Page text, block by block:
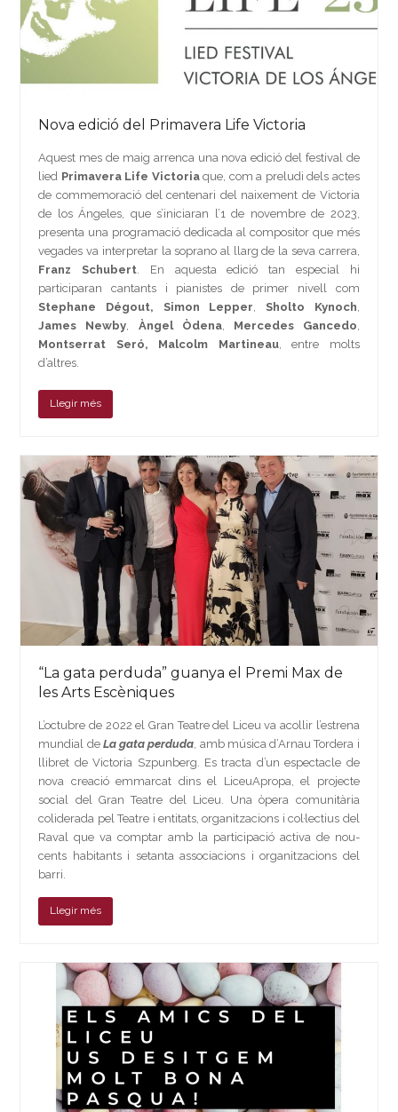
Nova edició del Primavera Life Victoria
Aquest mes de maig arrenca una nova edició del festival de
lied Primavera Life Victoriaque, com a preludi dels actes
de commemoració del centenari del naixement de Victoria
de los Ángeles, que s’iniciaran l’1 de novembre de 2023,
presenta una programació dedicada al compositor que més
vegades va interpretar la soprano al llarg de la seva carrera,
Franz Schubert . En aquesta edició tan especial hi
participaran cantants i pianistes de primer nivell com
Stephane Dégout, Simon Lepper
Sholto Kynoch
James Newby
Àngel Òdena, Mercedes Gancedo
Montserrat Seró, Malcolm Martineau, entre molts
d’altres.
Llegir més
“La gata perduda” guanya el Premi Max de
les Arts Escèniques
L’octubre de 2022 el Gran Teatre del Liceu va acollir l’estrena
mundial de La gata perduda , amb música d’Arnau Tordera i
llibret de Victoria Szpunberg. Es tracta d’un espectacle de
nova creació emmarcat dins el LiceuApropa, el projecte
social del Gran Teatre del Liceu. Una òpera comunitària
coliderada pel Teatre i entitats, organitzacions i col·lectius del
Raval que va comptar amb la participació activa de nou-
cents habitants i setanta associacions i organitzacions del
barri.
Llegir més